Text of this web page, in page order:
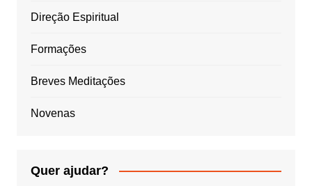
Direção Espiritual
Formações
Breves Meditações
Novenas
Quer ajudar?